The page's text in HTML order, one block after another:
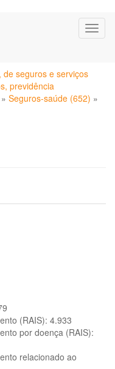
seguros e serviços
previdência
» Seguros-saúde (652) »
(RAIS): 4.933
por doença (RAIS):
relacionado ao